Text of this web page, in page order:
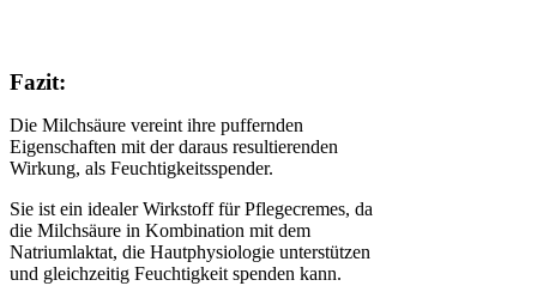
Fazit:
Die Milchsäure vereint ihre puffernden
Eigenschaften mit der daraus resultierenden
Wirkung, als Feuchtigkeitsspender.
Sie ist ein idealer Wirkstoff für Pflegecremes, da
die Milchsäure in Kombination mit dem
Natriumlaktat, die Hautphysiologie unterstützen
und gleichzeitig Feuchtigkeit spenden kann.